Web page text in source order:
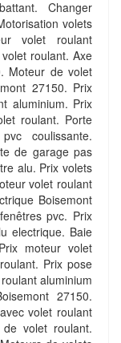
Changer
volets
volet roulant
roulant. Axe
Moteur de volet
27150. Prix
aluminium. Prix
roulant. Porte
coulissante.
de garage pas
alu. Prix volets
volet roulant
Boisemont
pvc. Prix
electrique. Baie
moteur volet
Prix pose
aluminium
27150.
volet roulant
volet roulant.